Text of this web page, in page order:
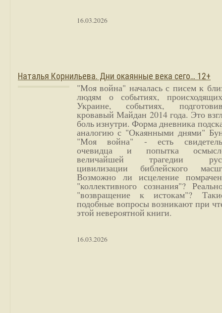
16.03.2026
Наталья Корнильева. Дни окаянные века сего… 12+
"Моя война" началась с писем к
людям о событиях,
Украине, событиях,
кровавый Майдан 2014 года. Это
боль изнутри. Форма дневника
аналогию с "Окаянными днями"
"Моя война" - есть
очевидца и попытка
величайшей трагедии
цивилизации библейского
Возможно ли исцеление
"коллективного сознания"?
"возвращение к истокам"?
подобные вопросы возникают при
этой невероятной книги.
16.03.2026